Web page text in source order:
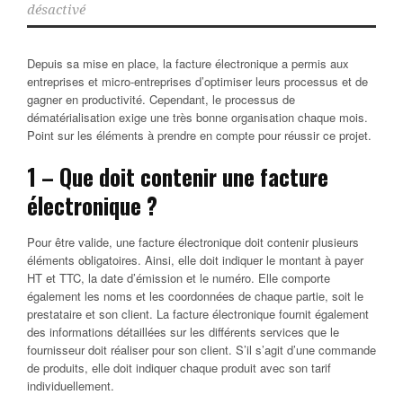
désactivé
Depuis sa mise en place, la facture électronique a permis aux
entreprises et micro-entreprises d’optimiser leurs processus et de
gagner en productivité. Cependant, le processus de
dématérialisation exige une très bonne organisation chaque mois.
Point sur les éléments à prendre en compte pour réussir ce projet.
1 – Que doit contenir une facture
électronique ?
Pour être valide, une facture électronique doit contenir plusieurs
éléments obligatoires. Ainsi, elle doit indiquer le montant à payer
HT et TTC, la date d’émission et le numéro. Elle comporte
également les noms et les coordonnées de chaque partie, soit le
prestataire et son client. La facture électronique fournit également
des informations détaillées sur les différents services que le
fournisseur doit réaliser pour son client. S’il s’agit d’une commande
de produits, elle doit indiquer chaque produit avec son tarif
individuellement.